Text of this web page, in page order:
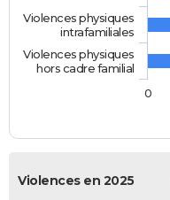
Violences physiques
intrafamiliales
Violences physiques
hors cadre familial
0
Violences en 2025